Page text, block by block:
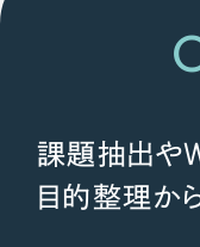
課題抽出や
目的整理か